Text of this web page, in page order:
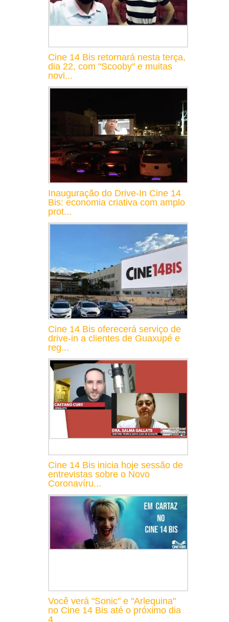
Cine 14 Bis retornará nesta terça,
dia 22, com "Scooby" e muitas
novi...
Inauguração do Drive-In Cine 14
Bis: economia criativa com amplo
prot...
Cine 14 Bis oferecerá serviço de
drive-in a clientes de Guaxupé e
reg...
Cine 14 Bis inicia hoje sessão de
entrevistas sobre o Novo
Coronavíru...
Você verá "Sonic" e "Arlequina"
no Cine 14 Bis até o próximo dia
4